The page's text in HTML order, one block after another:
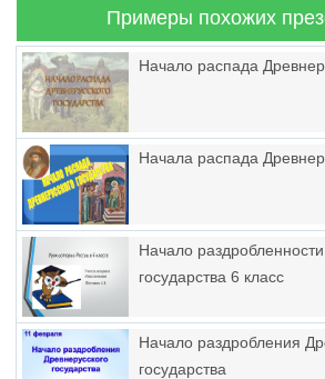
Примеры похожих
Начало распада
Начала распада
Начало
государства 6 класс
Начало раздробления
государства